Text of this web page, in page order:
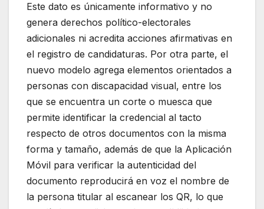
Este dato es únicamente informativo y no
genera derechos político-electorales
adicionales ni acredita acciones afirmativas en
el registro de candidaturas. Por otra parte, el
nuevo modelo agrega elementos orientados a
personas con discapacidad visual, entre los
que se encuentra un corte o muesca que
permite identificar la credencial al tacto
respecto de otros documentos con la misma
forma y tamaño, además de que la Aplicación
Móvil para verificar la autenticidad del
documento reproducirá en voz el nombre de
la persona titular al escanear los QR, lo que